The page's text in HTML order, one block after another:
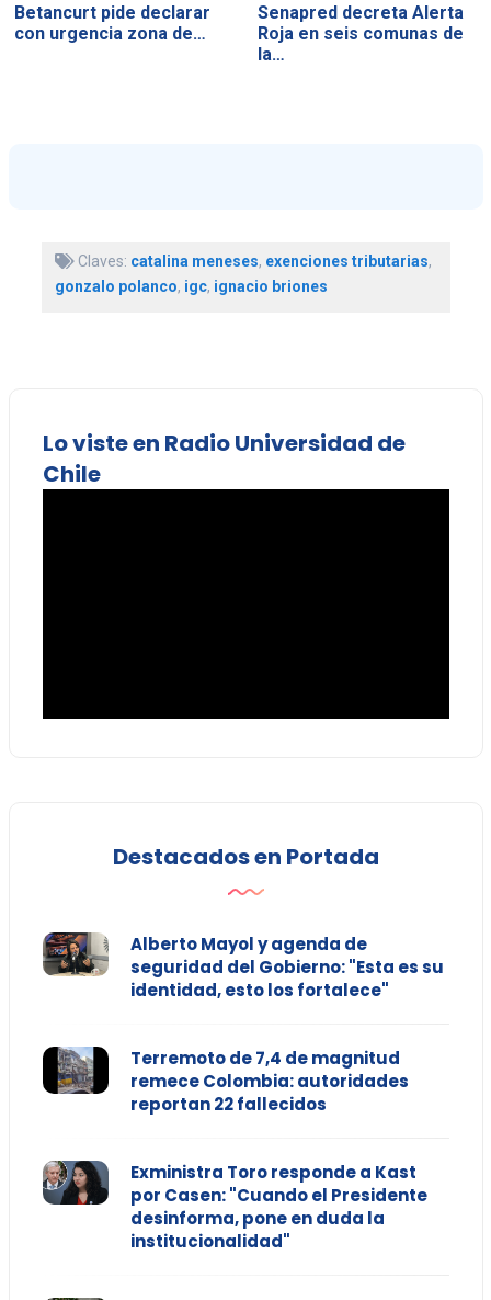
Betancurt pide declarar
con urgencia zona de…
Senapred decreta Alerta
Roja en seis comunas de
la…
Claves: catalina meneses, exenciones tributarias,
gonzalo polanco, igc, ignacio briones
Lo viste en Radio Universidad de
Chile
Destacados en Portada
Alberto Mayol y agenda de
seguridad del Gobierno: "Esta es su
identidad, esto los fortalece"
Terremoto de 7,4 de magnitud
remece Colombia: autoridades
reportan 22 fallecidos
Exministra Toro responde a Kast
por Casen: "Cuando el Presidente
desinforma, pone en duda la
institucionalidad"